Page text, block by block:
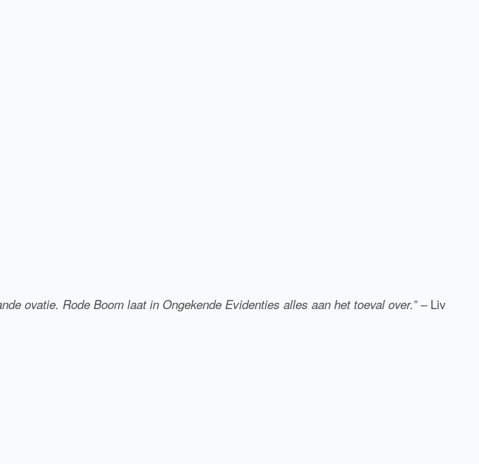
ovatie. Rode Boom laat in Ongekende Evidenties alles aan het toeval over.”– Liv